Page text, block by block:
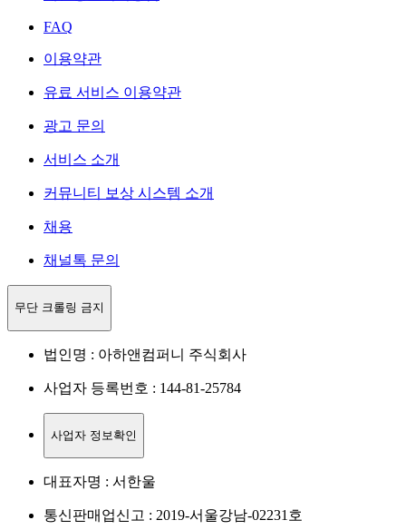
FAQ
이용약관
유료 서비스 이용약관
광고 문의
서비스 소개
커뮤니티 보상 시스템 소개
채용
채널톡 문의
무단 크롤링 금지
법인명 : 아하앤컴퍼니 주식회사
사업자 등록번호 : 144-81-25784
사업자 정보확인
대표자명 : 서한울
통신판매업신고 : 2019-서울강남-02231호